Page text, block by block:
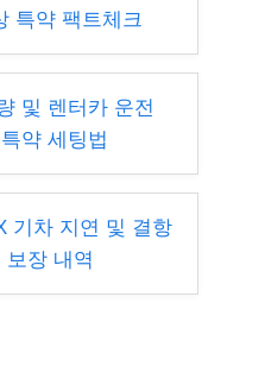
특약 팩트체크
및 렌터카 운전
약 세팅법
기차 지연 및 결항
장 내역